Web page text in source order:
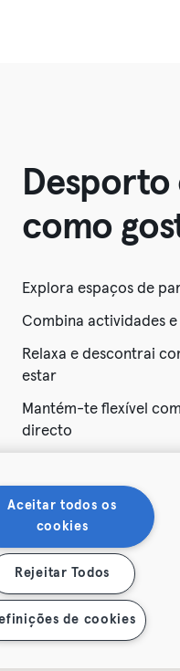
como
Explora espaços de
Combina actividades
Relaxa e descontrai
estar
Mantém-te flexível
directo
Escolhe um
Privacidade
Aceitar todos os
cookies
Rejeitar Todos
de cookies